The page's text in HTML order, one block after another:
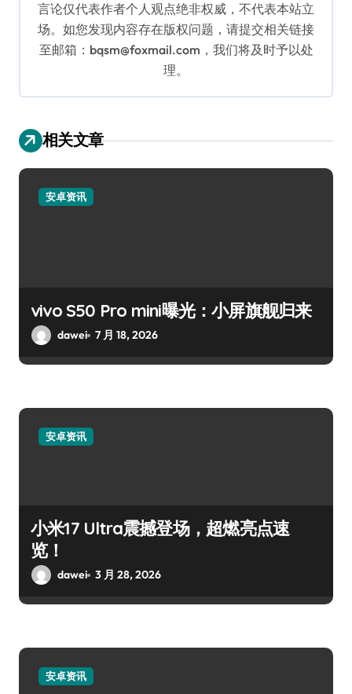
言论仅代表作者个人观点绝非权威，不代表本站立
场。如您发现内容存在版权问题，请提交相关链接
至邮箱：bqsm@foxmail.com，我们将及时予以处
理。
相关文章
安卓资讯
vivo S50 Pro mini曝光：小屏旗舰归来
dawei 7 月 18, 2026
安卓资讯
小米17 Ultra震撼登场，超燃亮点速
览！
dawei 3 月 28, 2026
安卓资讯